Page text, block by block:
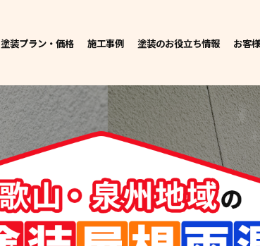
塗装プラン・価格 施工事例 塗装のお役立ち情報 お客